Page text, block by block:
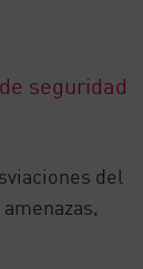
seguridad
del